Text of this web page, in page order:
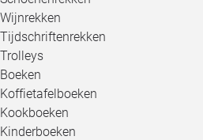
Wijnrekken
Tijdschriftenrekken
Trolleys
Boeken
Koffietafelboeken
Kookboeken
Kinderboeken